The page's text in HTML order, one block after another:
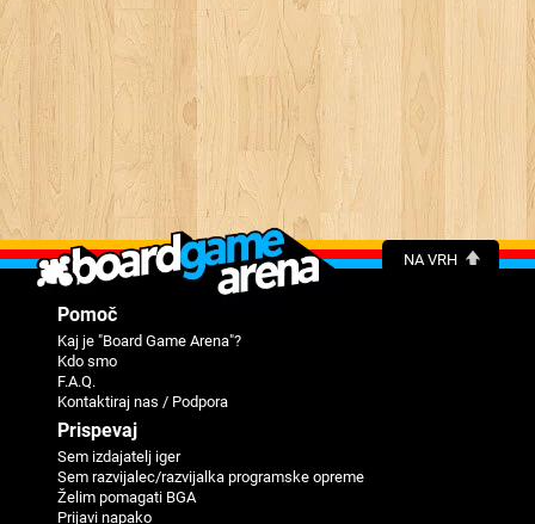
NA VRH
Pomoč
Kaj je "Board Game Arena"?
Kdo smo
F.A.Q.
Kontaktiraj nas / Podpora
Prispevaj
Sem izdajatelj iger
Sem razvijalec/razvijalka programske opreme
Želim pomagati BGA
Prijavi napako